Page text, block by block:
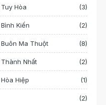
Hòa (3)
Kiến (2)
Ma Thuột (8)
Nhất (2)
Hiệp (1)
(2)